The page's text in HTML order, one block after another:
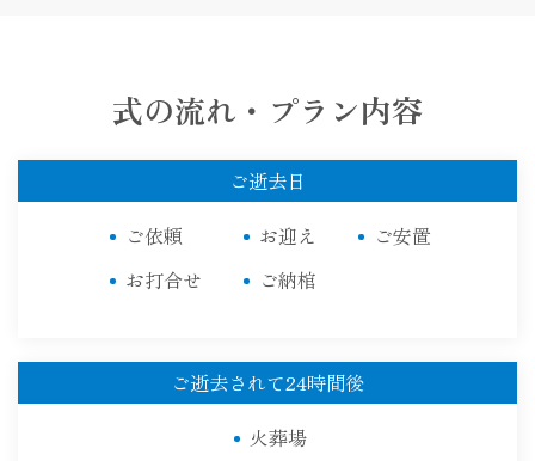
式の流れ・プラン内容
ご逝去日
ご依頼
お打合せ
お迎え
ご納棺
ご安置
ご逝去されて24時間後
火葬場